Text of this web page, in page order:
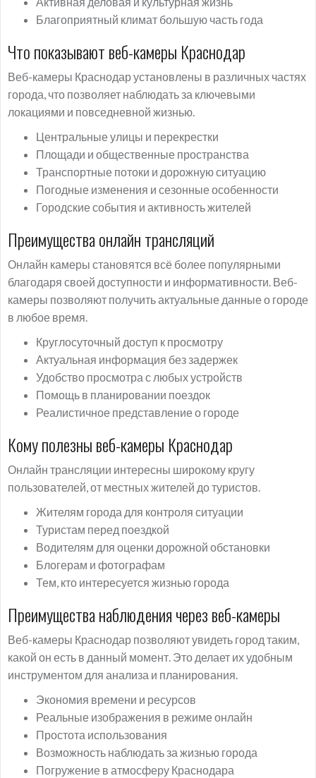
Благоприятный климат большую часть года
Что показывают веб-камеры Краснодар
Веб-камеры Краснодар установлены в различных частях
города, что позволяет наблюдать за ключевыми
локациями и повседневной жизнью.
Центральные улицы и перекрестки
Площади и общественные пространства
Транспортные потоки и дорожную ситуацию
Погодные изменения и сезонные особенности
Городские события и активность жителей
Преимущества онлайн трансляций
Онлайн камеры становятся всё более популярными
благодаря своей доступности и информативности. Веб-
камеры позволяют получить актуальные данные о городе
в любое время.
Круглосуточный доступ к просмотру
Актуальная информация без задержек
Удобство просмотра с любых устройств
Помощь в планировании поездок
Реалистичное представление о городе
Кому полезны веб-камеры Краснодар
Онлайн трансляции интересны широкому кругу
пользователей, от местных жителей до туристов.
Жителям города для контроля ситуации
Туристам перед поездкой
Водителям для оценки дорожной обстановки
Блогерам и фотографам
Тем, кто интересуется жизнью города
Преимущества наблюдения через веб-камеры
Веб-камеры Краснодар позволяют увидеть город таким,
какой он есть в данный момент. Это делает их удобным
инструментом для анализа и планирования.
Экономия времени и ресурсов
Реальные изображения в режиме онлайн
Простота использования
Возможность наблюдать за жизнью города
Погружение в атмосферу Краснодара